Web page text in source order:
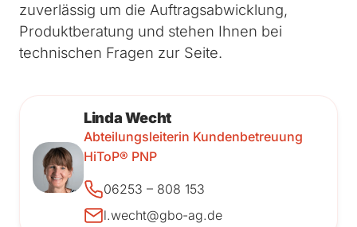
zuverlässig um die Auftragsabwicklung,
Produktberatung und stehen Ihnen bei
technischen Fragen zur Seite.
Linda Wecht
Abteilungsleiterin Kundenbetreuung
HiToP® PNP
06253 – 808 153
l.wecht@gbo-ag.de